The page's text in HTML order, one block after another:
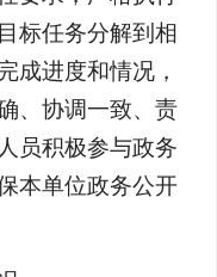
标任务分解到相
成进度和情况，
、协调一致、责
员积极参与政务
本单位政务公开